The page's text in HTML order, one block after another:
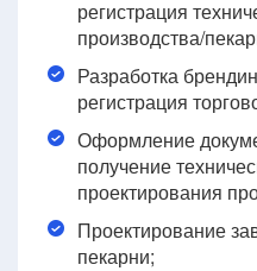
регистрация
производства/
Разработка
регистрация
Оформление
получение
проектирования
Проектирование
пекарни;